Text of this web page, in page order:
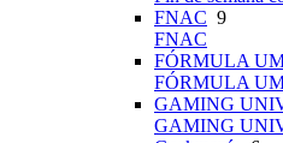
FNAC 9
FNAC
FÓRMULA
FÓRMULA
GAMING
GAMING